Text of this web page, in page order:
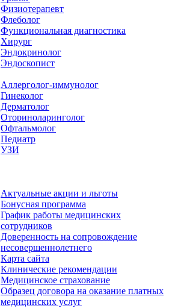
Физиотерапевт
Флеболог
Функциональная диагностика
Хирург
Эндокринолог
Эндоскопист
Аллерголог-иммунолог
Гинеколог
Дерматолог
Оториноларинголог
Офтальмолог
Педиатр
УЗИ
Актуальные акции и льготы
Бонусная программа
График работы медицинских
сотрудников
Доверенность на сопровождение
несовершеннолетнего
Карта сайта
Клинические рекомендации
Медицинское страхование
Образец договора на оказание платных
медицинских услуг